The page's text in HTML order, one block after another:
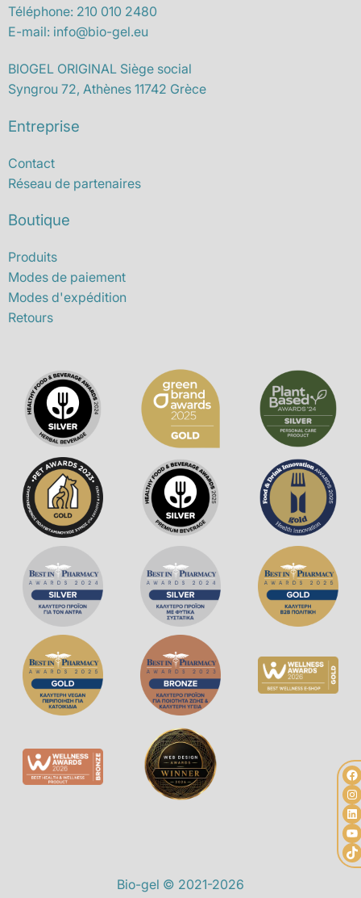
Téléphone: 210 010 2480
E-mail: info@bio-gel.eu
BIOGEL ORIGINAL Siège social
Syngrou 72, Athènes 11742 Grèce
Entreprise
Contact
Réseau de partenaires
Boutique
Produits
Modes de paiement
Modes d'expédition
Retours
Bio-gel © 2021-2026
Choose what categories to be allowed:
Necessary (always active)
Preferences
Marketing
Accept All